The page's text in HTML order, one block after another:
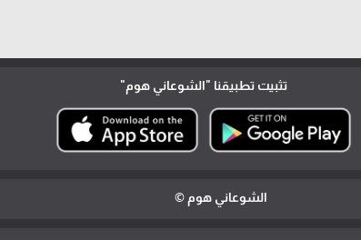
تثبيت تطبيقنا "الشوعاني هوم"
الشوعاني هوم ©